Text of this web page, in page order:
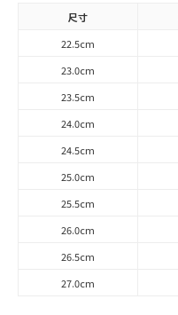
尺寸
22.5cm
23.0cm
23.5cm
24.0cm
24.5cm
25.0cm
25.5cm
26.0cm
26.5cm
27.0cm